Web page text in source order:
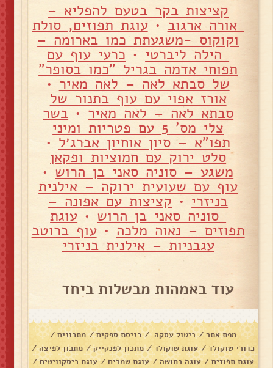
קציצות בקר בטעם להפליא –
אורה ארגוב •עוגת תפוזים, סולת
וקוקוס -משגעתת כמו בארומה –
הילה ליברטי • כרעי עוף עם
תפוחי אדמה בגריל "כמו בסופר"
של סבתא לאה – לאה מאיר •
אורז אפוי עם עוף בתנור של
סבתא לאה – לאה מאיר • בשר
צלי מס' 5 עם פטריות ומיני
תפו"א – סיון אוחיון אברג׳ל •
סלט ירוק עם חמוציות ופקאן
משגע – סוניה סאני בן הרוש •
עוף עם שעועית ירוקה – אילנית
בניזרי • קציצות עם אפונה –
סוניה סאני בן הרוש • עוגת
תפוזים – נאוה מלכה •עוף ברוטב
עגבניות – אילנית בניזרי
עוד באמהות מבשלות ביחד
מפת אתר/ ביטול עסקה/ כניסת ספקים/ מתכונים /
כדורי שוקולד / עוגת שוקולד / מתכון לפנקייק / מתכון לפיצה/
עוגת תפוזים / עוגה בחושה / עוגת שמרים / עוגת ביסקוויטים/